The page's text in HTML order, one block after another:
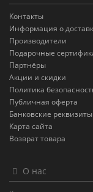
Контакты
Информация о
Производители
Подарочные
Партнёры
Акции и скидки
Политика
Публичная оферта
Банковские реквизиты
Карта сайта
Возврат товара
О нас